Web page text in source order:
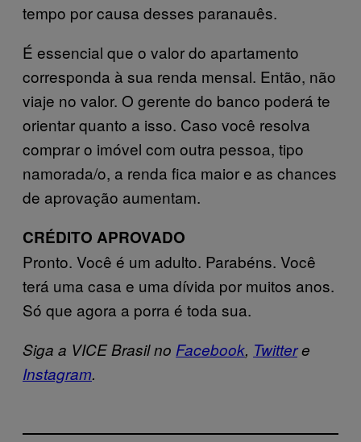
tempo por causa desses paranauês.
É essencial que o valor do apartamento
corresponda à sua renda mensal. Então, não
viaje no valor. O gerente do banco poderá te
orientar quanto a isso. Caso você resolva
comprar o imóvel com outra pessoa, tipo
namorada/o, a renda fica maior e as chances
de aprovação aumentam.
CRÉDITO APROVADO
Pronto. Você é um adulto. Parabéns. Você
terá uma casa e uma dívida por muitos anos.
Só que agora a porra é toda sua.
Siga a VICE Brasil no Facebook, Twittere
Instagram.